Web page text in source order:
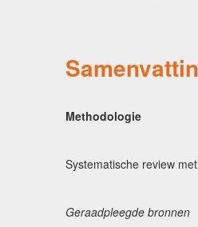
Methodologie
Systematische review
Geraadpleegde bronnen